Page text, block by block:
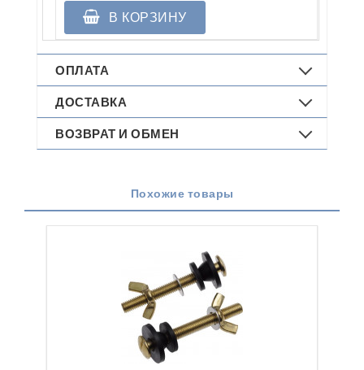
В КОРЗИНУ
ОПЛАТА
ДОСТАВКА
ВОЗВРАТ И ОБМЕН
Похожие товары